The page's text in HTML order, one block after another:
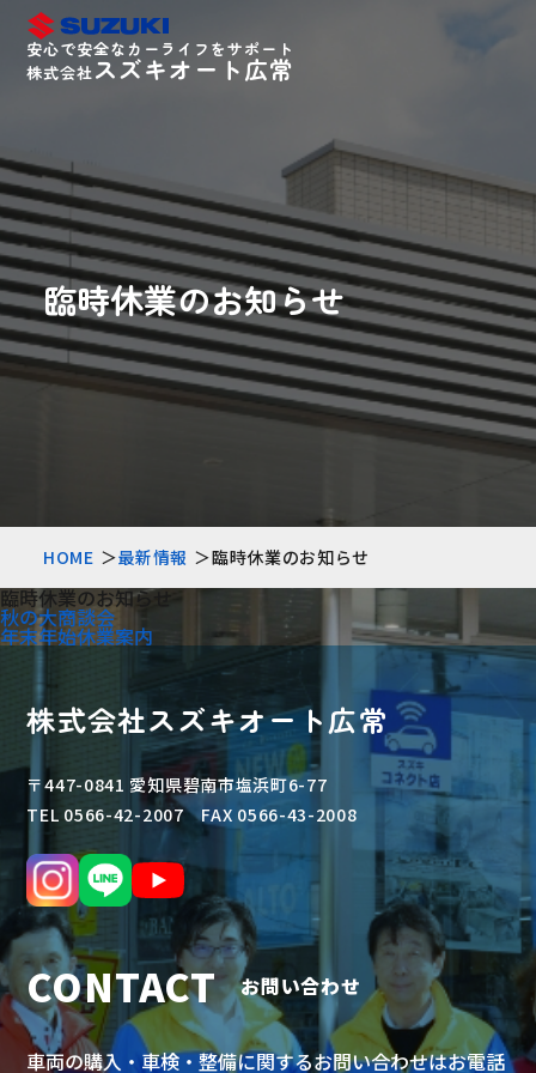
安心で安全なカーライフをサポート
株式会社スズキオート広常
臨時休業のお知らせ
HOME 最新情報 臨時休業のお知らせ
臨時休業のお知らせ
秋の大商談会
年末年始休業案内
株式会社スズキオート広常
〒447-0841 愛知県碧南市塩浜町6-77
TEL 0566-42-2007 FAX 0566-43-2008
CONTACT お問い合わせ
車両の購入・車検・整備に関するお問い合わせはお電話